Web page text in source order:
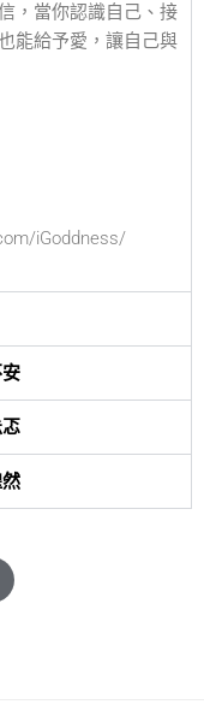
當你認識自己、接
能給予愛，讓自己與
iGoddness/